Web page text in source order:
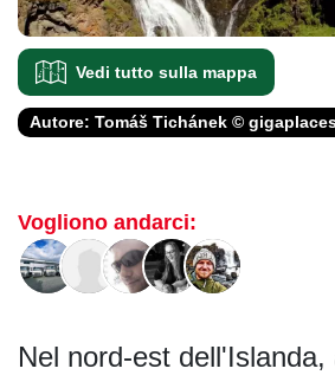
Vedi tutto sulla mappa
Autore: Tomáš Tichánek ©
Vogliono andarci:
Nel nord-est dell'Islanda,